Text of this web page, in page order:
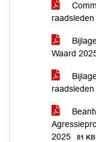
Waard
2025
81 KB